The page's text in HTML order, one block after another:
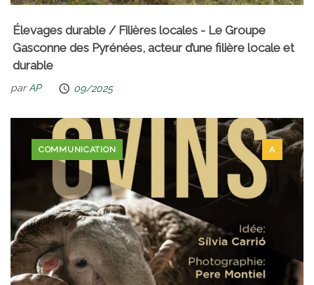
Élevages durable / Filières locales - Le Groupe
Gasconne des Pyrénées, acteur d’une filière locale et
durable
parAP 09/2025
COMMUNICATION A